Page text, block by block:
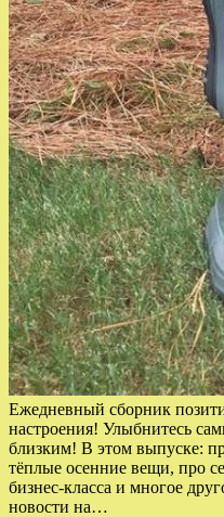
Ежедневный сборник
настроения! Улыбнитесь
близким! В этом выпуске:
тёплые осенние вещи, про
бизнес-класса и многое
новости на…